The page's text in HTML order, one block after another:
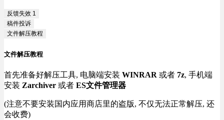
反馈失效 1
稿件投诉
文件解压教程
文件解压教程
首先准备好解压工具, 电脑端安装 WINRAR 或者 7z, 手机端
安装 Zarchiver 或者 ES文件管理器
(注意不要安装国内应用商店里的盗版, 不仅无法正常解压, 还
会收费)